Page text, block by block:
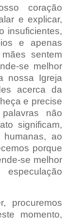
coração
e explicar,
insuficientes,
e apenas
sentem
se melhor
nossa Igreja
acerca da
e precise
não
significam,
ao
porque
se melhor
procuremos
momento,